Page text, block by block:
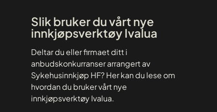
Slik bruker du vårt nye
innkjøpsverktøy Ivalua
Deltar du eller firmaet ditt i
anbudskonkurranser arrangert av
Sykehusinnkjøp HF? Her kan du lese om
hvordan du bruker vårt nye
innkjøpsverktøy Ivalua.